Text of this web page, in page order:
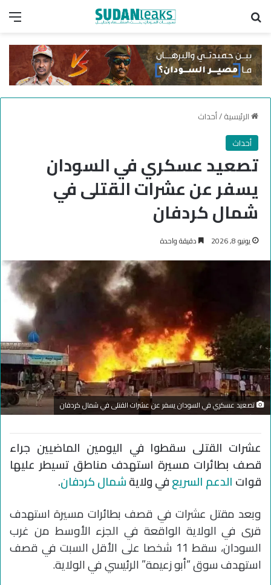
الرئيسية/أحداث
أحداث
تصعيد عسكري في السودان
يسفر عن عشرات القتلى في
شمال كردفان
يونيو 8, 2026 دقيقة واحدة
تصعيد عسكري في السودان يسفر عن عشرات القتلى في شمال كردفان
عشرات القتلى سقطوا في اليومين الماضيين جراء
قصف بطائرات مسيرة استهدف مناطق تسيطر عليها
قوات الدعم السريعفي ولايةشمال كردفان.
وبعد مقتل عشرات في قصف بطائرات مسيرة استهدف
قرى في الولاية الواقعة في الجزء الأوسط من غرب
السودان، سقط 11 شخصا على الأقل السبت في قصف
استهدف سوق “أبو زعيمة” الرئيسي في الولاية.